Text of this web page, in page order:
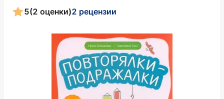
5(2 оценки)2 рецензии